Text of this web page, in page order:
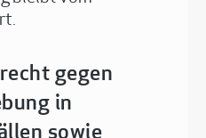
gegen
in
sowie